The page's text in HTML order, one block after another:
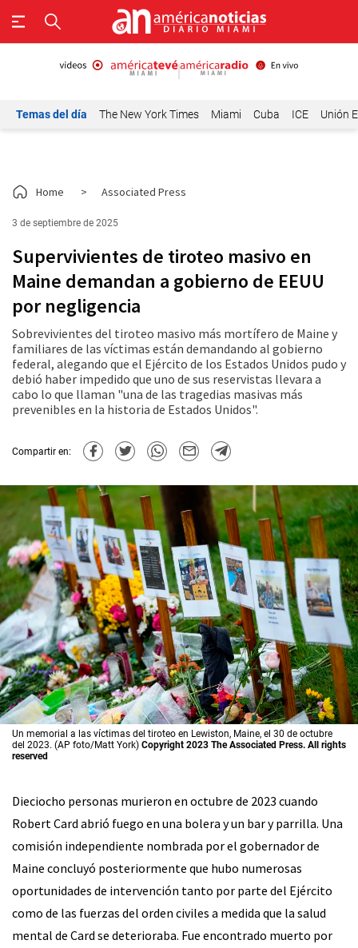
Temas del día The New York Times Miami Cuba ICE Unión
Home > Associated Press
3 de septiembre de 2025
Supervivientes de tiroteo masivo en
Maine demandan a gobierno de EEUU
por negligencia
Sobrevivientes del tiroteo masivo más mortífero de Maine y
familiares de las víctimas están demandando al gobierno
federal, alegando que el Ejército de los Estados Unidos pudo y
debió haber impedido que uno de sus reservistas llevara a
cabo lo que llaman "una de las tragedias masivas más
prevenibles en la historia de Estados Unidos".
Compartir en:
Un memorial a las víctimas del tiroteo en Lewiston, Maine, el 30 de octubre
del 2023. (AP foto/Matt York) Copyright 2023 The Associated Press. All rights
reserved
Dieciocho personas murieron en octubre de 2023 cuando
Robert Card abrió fuego en una bolera y un bar y parrilla. Una
comisión independiente nombrada por el gobernador de
Maine concluyó posteriormente que hubo numerosas
oportunidades de intervención tanto por parte del Ejército
como de las fuerzas del orden civiles a medida que la salud
mental de Card se deterioraba. Fue encontrado muerto por